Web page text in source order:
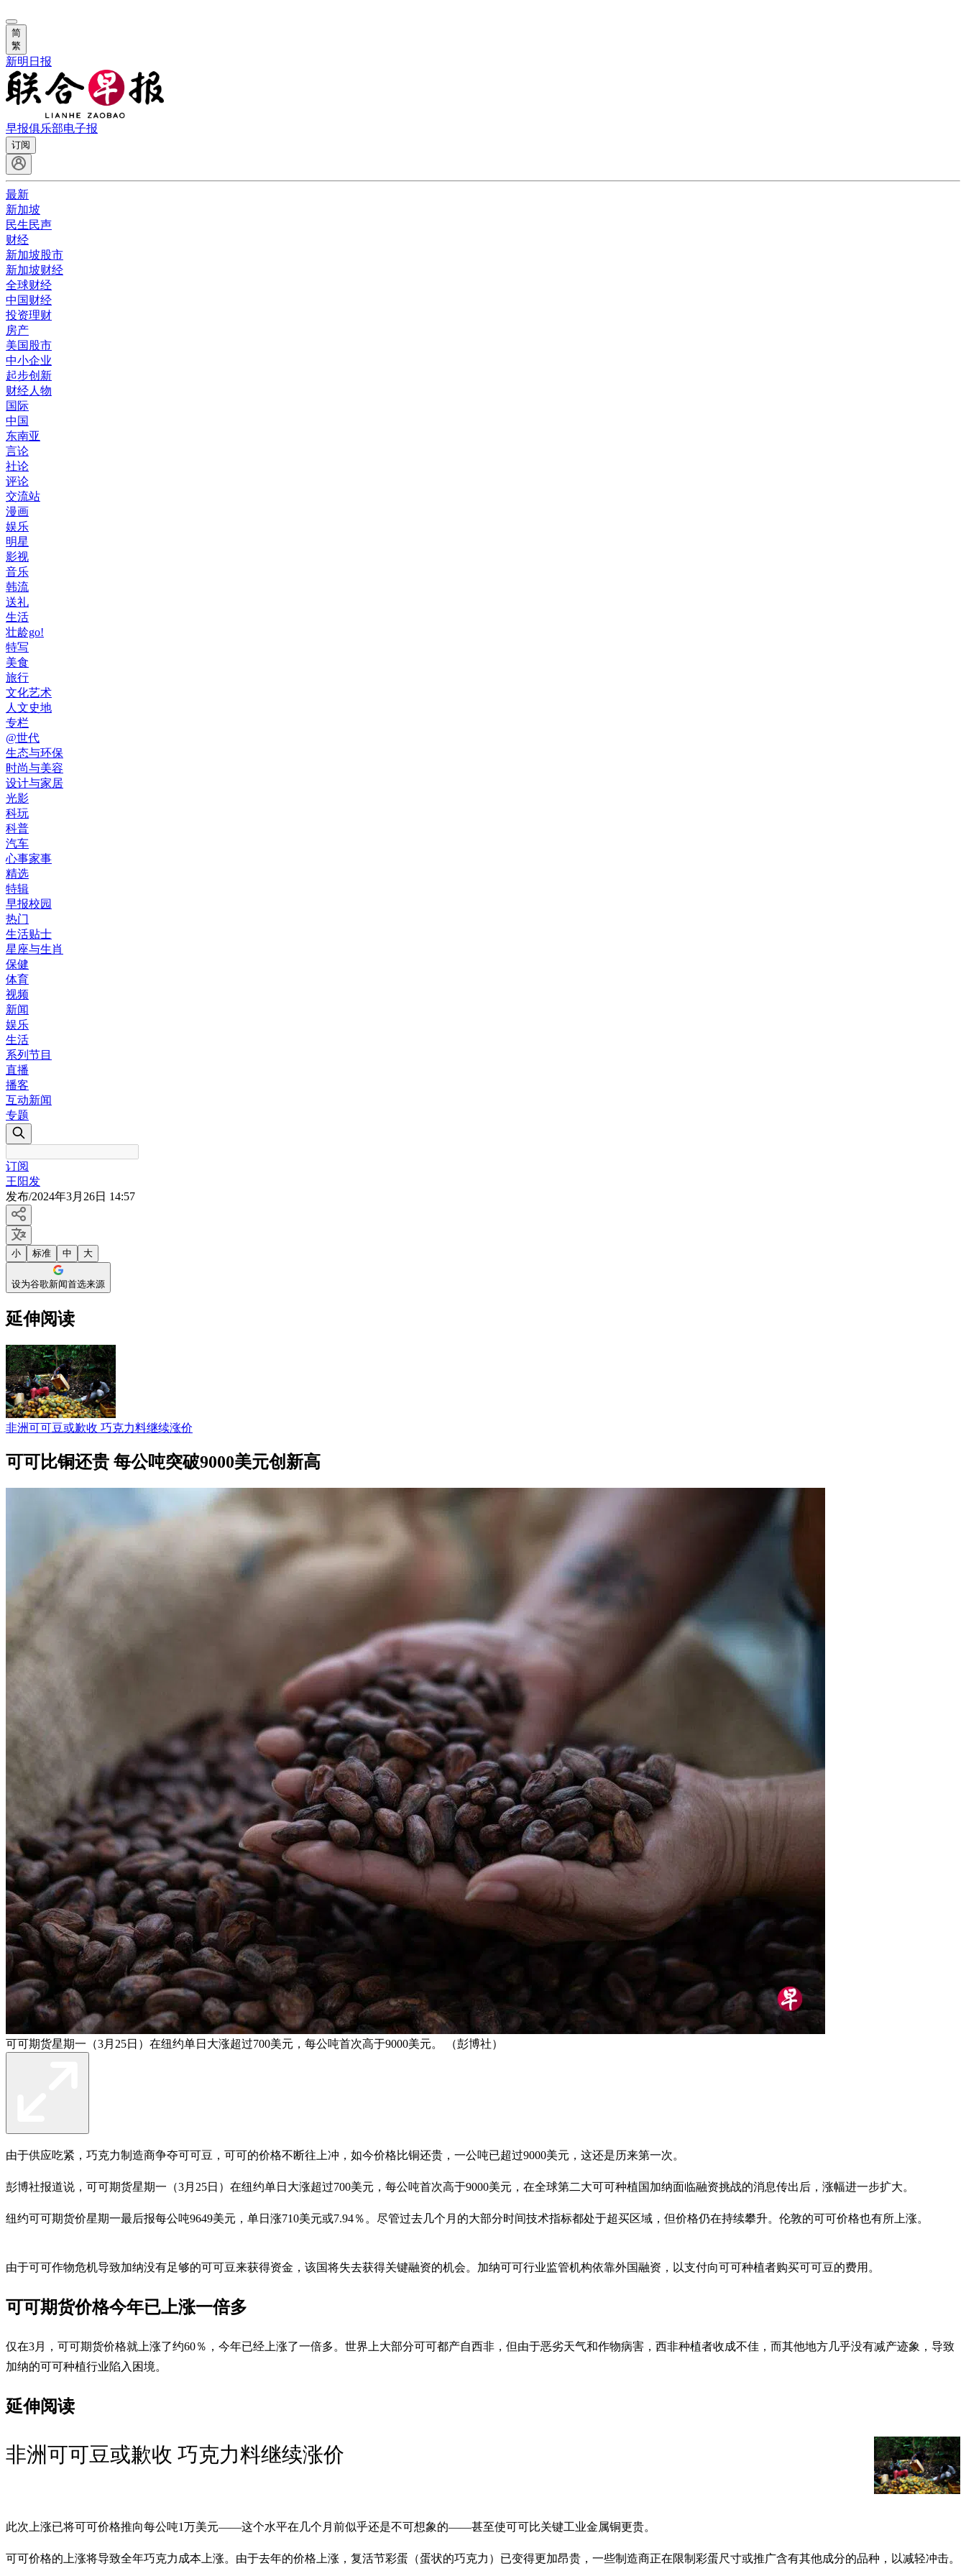
简
繁
新明日报
早报俱乐部电子报
订阅
最新
新加坡
民生民声
财经
新加坡股市
新加坡财经
全球财经
中国财经
投资理财
房产
美国股市
中小企业
起步创新
财经人物
国际
中国
东南亚
言论
社论
评论
交流站
漫画
娱乐
明星
影视
音乐
韩流
送礼
生活
壮龄go!
特写
美食
旅行
文化艺术
人文史地
专栏
@世代
生态与环保
时尚与美容
设计与家居
光影
科玩
科普
汽车
心事家事
精选
特辑
早报校园
热门
生活贴士
星座与生肖
保健
体育
视频
新闻
娱乐
生活
系列节目
直播
播客
互动新闻
专题
订阅
王阳发
发布/2024年3月26日 14:57
小 标准 中 大
设为谷歌新闻首选来源
延伸阅读
非洲可可豆或歉收 巧克力料继续涨价
可可比铜还贵 每公吨突破9000美元创新高
可可期货星期一（3月25日）在纽约单日大涨超过700美元，每公吨首次高于9000美元。 （彭博社）
由于供应吃紧，巧克力制造商争夺可可豆，可可的价格不断往上冲，如今价格比铜还贵，一公吨已超过9000美元，这还是历来第一次。
彭博社报道说，可可期货星期一（3月25日）在纽约单日大涨超过700美元，每公吨首次高于9000美元，在全球第二大可可种植国加纳面临融资挑战的消息传出后，涨幅进一步扩大。
纽约可可期货价星期一最后报每公吨9649美元，单日涨710美元或7.94％。尽管过去几个月的大部分时间技术指标都处于超买区域，但价格仍在持续攀升。伦敦的可可价格也有所上涨。
由于可可作物危机导致加纳没有足够的可可豆来获得资金，该国将失去获得关键融资的机会。加纳可可行业监管机构依靠外国融资，以支付向可可种植者购买可可豆的费用。
可可期货价格今年已上涨一倍多
仅在3月，可可期货价格就上涨了约60％，今年已经上涨了一倍多。世界上大部分可可都产自西非，但由于恶劣天气和作物病害，西非种植者收成不佳，而其他地方几乎没有减产迹象，导致
加纳的可可种植行业陷入困境。
延伸阅读
非洲可可豆或歉收 巧克力料继续涨价
此次上涨已将可可价格推向每公吨1万美元——这个水平在几个月前似乎还是不可想象的——甚至使可可比关键工业金属铜更贵。
可可价格的上涨将导致全年巧克力成本上涨。由于去年的价格上涨，复活节彩蛋（蛋状的巧克力）已变得更加昂贵，一些制造商正在限制彩蛋尺寸或推广含有其他成分的品种，以减轻冲击。